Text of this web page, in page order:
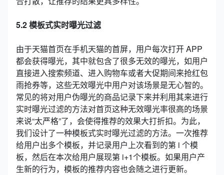
5.2 模板式实时曝光过滤
由于天猫首页在手机天猫的首屏，用户每次打开 APP
都会获得曝光，其中就包含了很多无效的曝光，如用户
直接进入搜索频道、进入购物车或者大促期间来抢红包
雨抢券等，这些无效曝光中用户对该场景是无心智的。
常见的将对用户伪曝光的商品记录下来并利用其来进行
实时曝光过滤的方法对首页这种无效曝光率很高的场景
来说“太严格”了，会使得推荐的效果大打折扣。为此，
我们设计了一种模板式实时曝光过滤的方法。一次推荐
给用户出多个模板，并记录用户上次看到的第 i 个模
板，然后在本次给用户展现第 i+1个模板。如果用户产
生新的行为，模板的推荐内容也会随之进行更新。